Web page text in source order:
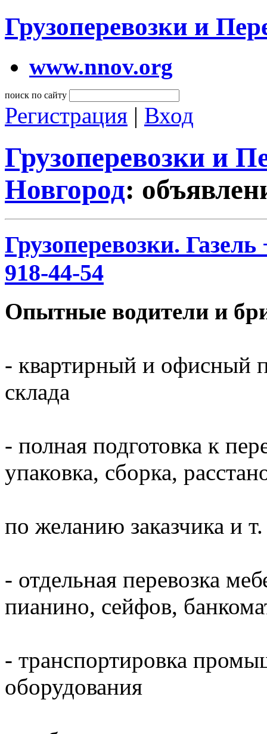
Грузоперевозки и
www.nnov.org
поиск по сайту
Регистрация | Вход
Грузоперевозки и
Новгород:
Грузоперевозки.
918-44-54
Опытные водители и
- квартирный и офисный
склада
- полная подготовка к
упаковка, сборка,
по желанию заказчика и
- отдельная перевозка
пианино, сейфов,
- транспортировка
оборудования